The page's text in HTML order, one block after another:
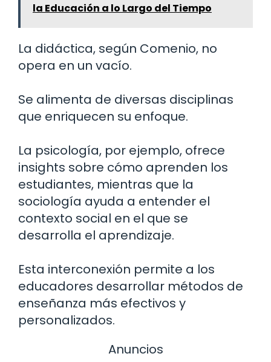
la Educación a lo Largo del Tiempo
La didáctica, según Comenio, no
opera en un vacío.
Se alimenta de diversas disciplinas
que enriquecen su enfoque.
La psicología, por ejemplo, ofrece
insights sobre cómo aprenden los
estudiantes, mientras que la
sociología ayuda a entender el
contexto social en el que se
desarrolla el aprendizaje.
Esta interconexión permite a los
educadores desarrollar métodos de
enseñanza más efectivos y
personalizados.
Anuncios